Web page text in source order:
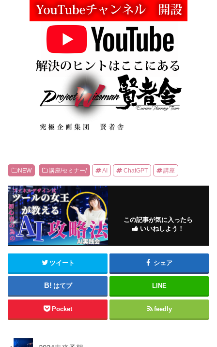
NEW 講座/セミナー/ AI ChatGPT 講座
この記事が気に入ったら
いいねしよう！
ツイート シェア
はてブ LINE
Pocket feedly